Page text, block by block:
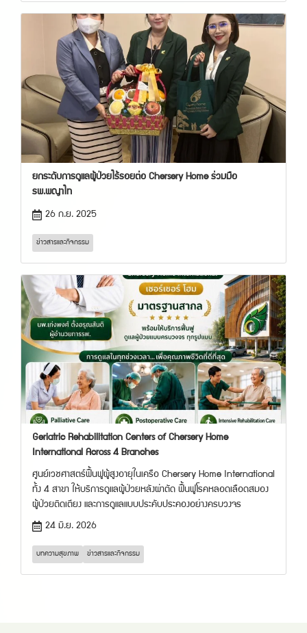
ยกระดับการดูแลผู้ป่วยไร้รอยต่อ Chersery Home ร่วมมือ
รพ.พญาไท
26 ก.ย. 2025
ข่าวสารและกิจกรรม
Geriatric Rehabilitation Centers of Chersery Home
International Across 4 Branches
ศูนย์เวชศาสตร์ฟื้นฟูผู้สูงอายุในเครือ Chersery Home International
ทั้ง 4 สาขา ให้บริการดูแลผู้ป่วยหลังผ่าตัด ฟื้นฟูโรคหลอดเลือดสมอง
ผู้ป่วยติดเตียง และการดูแลแบบประคับประคองอย่างครบวงจร
24 มิ.ย. 2026
บทความสุขภาพ ข่าวสารและกิจกรรม